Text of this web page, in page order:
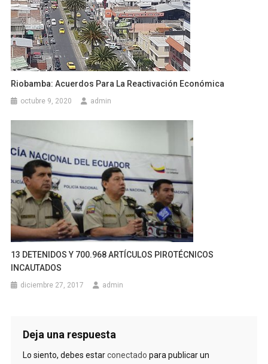
Riobamba: Acuerdos Para La Reactivación Económica
octubre 9, 2020 admin
13 DETENIDOS Y 700.968 ARTÍCULOS PIROTÉCNICOS
INCAUTADOS
diciembre 27, 2017 admin
Deja una respuesta
Lo siento, debes estarconectado para publicar un